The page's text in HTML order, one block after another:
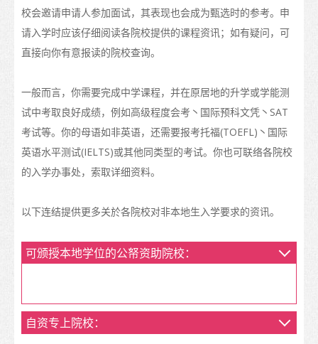
职业专才教育
资历架构
香港院校的校历
更多升学选择
升学途径
如何申请
签证
到埗
校会邀请申请人参加面试，其表现也会成为甄选时的参考。申
请入学时应该仔细阅读各院校提供的课程资讯；如有疑问，可
直接向你有意报读的院校查询。
一般而言，你需要完成中学课程，并在原居地的升学或学能测
试中考取良好成绩，例如高级程度会考丶国际预科文凭丶SAT
考试等。你的母语如非英语，还需要报考托福(TOEFL)丶国际
英语水平测试(IELTS)或其他同类型的考试。你也可联络各院校
的入学办事处，索取详细资料。
以下连结提供更多关於各院校对非本地生入学要求的资讯。
可颁授本地学位的公帑资助院校：
自资专上院校：